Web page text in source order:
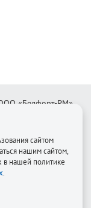
«Белфорт-РМ»
сайтом
нашим сайтом,
в нашей политике